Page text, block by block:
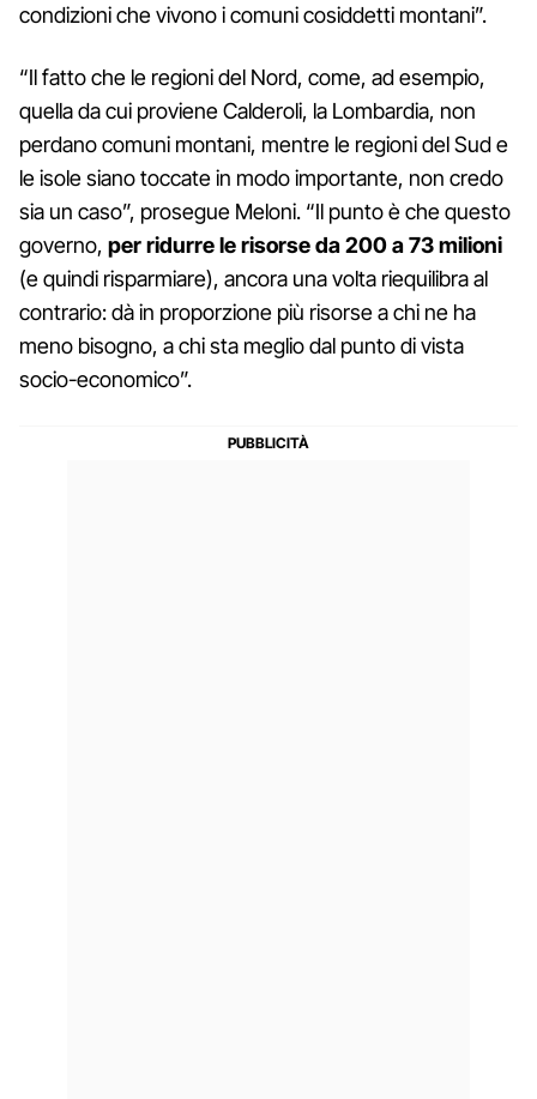
condizioni che vivono i comuni cosiddetti montani”.
“Il fatto che le regioni del Nord, come, ad esempio,
quella da cui proviene Calderoli, la Lombardia, non
perdano comuni montani, mentre le regioni del Sud e
le isole siano toccate in modo importante, non credo
sia un caso”, prosegue Meloni. “Il punto è che questo
governo, per ridurre le risorse da 200 a 73 milioni
(e quindi risparmiare), ancora una volta riequilibra al
contrario: dà in proporzione più risorse a chi ne ha
meno bisogno, a chi sta meglio dal punto di vista
socio-economico”.